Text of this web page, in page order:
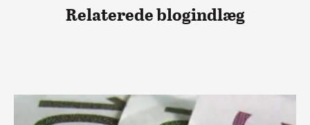
Relaterede blogindlæg